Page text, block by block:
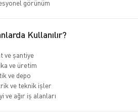
görünüm
Kullanılır?
ve şantiye
ve üretim
ve depo
ve teknik işler
ve ağır iş alanları